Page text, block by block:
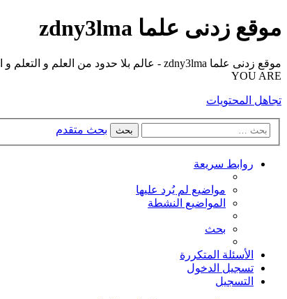
موقع زدنى علما zdny3lma
YOU ARE
تجاهل المحتويات
بحث بحث متقدم
روابط سريعة
مواضيع لم يُرد عليها
المواضيع النشطة
بحث
الأسئلة المتكررة
تسجيل الدخول
التسجيل